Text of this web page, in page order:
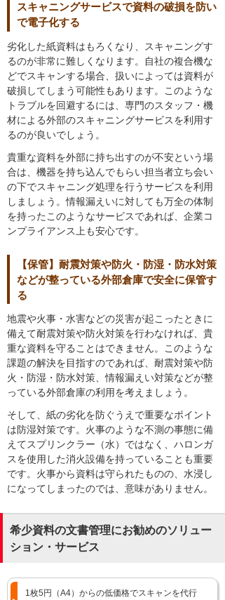
スキャニングサービスで資料の破損を防い
で電子化する
劣化した紙資料はもろくなり、スキャニングす
るのが非常に難しくなります。自社の複合機な
どでスキャンする場合、扱いによっては資料が
破損してしまう可能性もあります。このような
トラブルを回避するには、専門のスタッフ・機
材による外部のスキャニングサービスを利用す
るのが良いでしょう。
貴重な資料を外部に持ち出すのが不安という場
合は、機器を持ち込んでもらい担当者立ち会い
の下でスキャニング処理を行うサービスを利用
しましょう。情報漏えいに対しても万全の体制
を持ったこのようなサービスであれば、企業コ
ンプライアンス上も安心です。
【保管】耐震対策や防火・防湿・防水対策
などが整っている外部倉庫で安全に保管す
る
地震や火事・水害などの災害が起こったときに
備えて耐震対策や防火対策を行わなければ、貴
重な資料を守ることはできません。このような
課題の解決を目指すのであれば、耐震対策や防
火・防湿・防水対策、情報漏えい対策などが整
っている外部倉庫の利用を考えましょう。
そして、紙の劣化を防ぐうえで重要なポイント
は防湿対策です。火事のような不測の事態に備
えてスプリンクラー（水）ではなく、ハロンガ
スを使用した消火設備を持っていることも重要
です。火事から資料は守られたものの、水浸し
になってしまったのでは、意味がありません。
希少資料の文書管理にお勧めのソリュー
ション・サービス
1枚5円（A4）からの低価格でスキャンを代行